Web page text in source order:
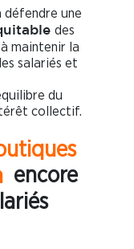
une
des
maintenir la
salariés et
du
collectif.
encore